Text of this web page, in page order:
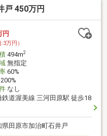
戸 450万円
円
:3万円）
494m2
無指定
60%
なし
鉄道渥美線 三河田原駅 徒歩18
県田原市加治町石井戸